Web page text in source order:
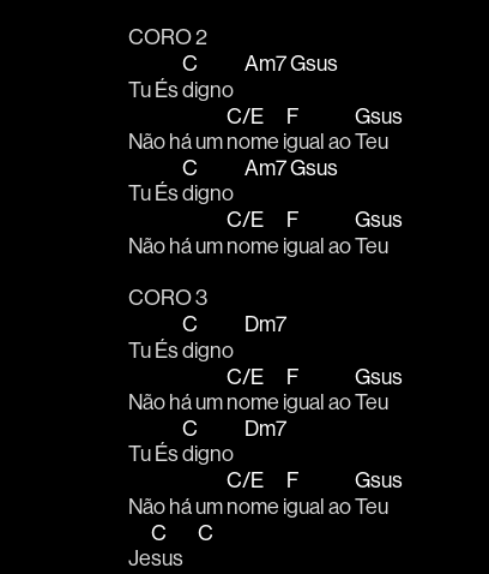
CORO 2
Tu És
C
digno
Am7Gsus
Não há um
C/E
nome i
F
gual ao
Gsus
Teu
Tu És
C
digno
Am7Gsus
Não há um
C/E
nome i
F
gual ao
Gsus
Teu
CORO 3
Tu És
C
digno
Dm7
Não há um
C/E
nome i
F
gual ao
Gsus
Teu
Tu És
C
digno
Dm7
Não há um
C/E
nome i
F
gual ao
Gsus
Teu
Je
C
sus
C